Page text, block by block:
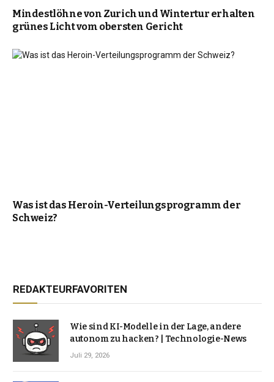
Mindestlöhne von Zurich und Wintertur erhalten
grünes Licht vom obersten Gericht
Was ist das Heroin-Verteilungsprogramm der
Schweiz?
REDAKTEURFAVORITEN
Wie sind KI-Modelle in der Lage, andere
autonom zu hacken? | Technologie-News
Juli 29, 2026